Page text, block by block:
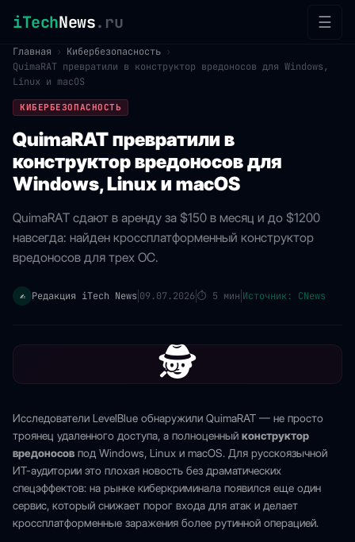
iTechNews.ru ☰
Главная › Кибербезопасность ›
QuimaRAT превратили в конструктор вредоносов для Windows,
Linux и macOS
КИБЕРБЕЗОПАСНОСТЬ
QuimaRAT превратили в
конструктор вредоносов для
Windows, Linux и macOS
QuimaRAT сдают в аренду за $150 в месяц и до $1200
навсегда: найден кроссплатформенный конструктор
вредоносов для трех ОС.
✍️ Редакция iTech News 09.07.2026⏱ 5 мин Источник: CNews
🕵
Исследователи LevelBlue обнаружили QuimaRAT — не просто
троянец удаленного доступа, а полноценный конструктор
вредоносов под Windows, Linux и macOS. Для русскоязычной
ИТ-аудитории это плохая новость без драматических
спецэффектов: на рынке киберкриминала появился еще один
сервис, который снижает порог входа для атак и делает
кроссплатформенные заражения более рутинной операцией.